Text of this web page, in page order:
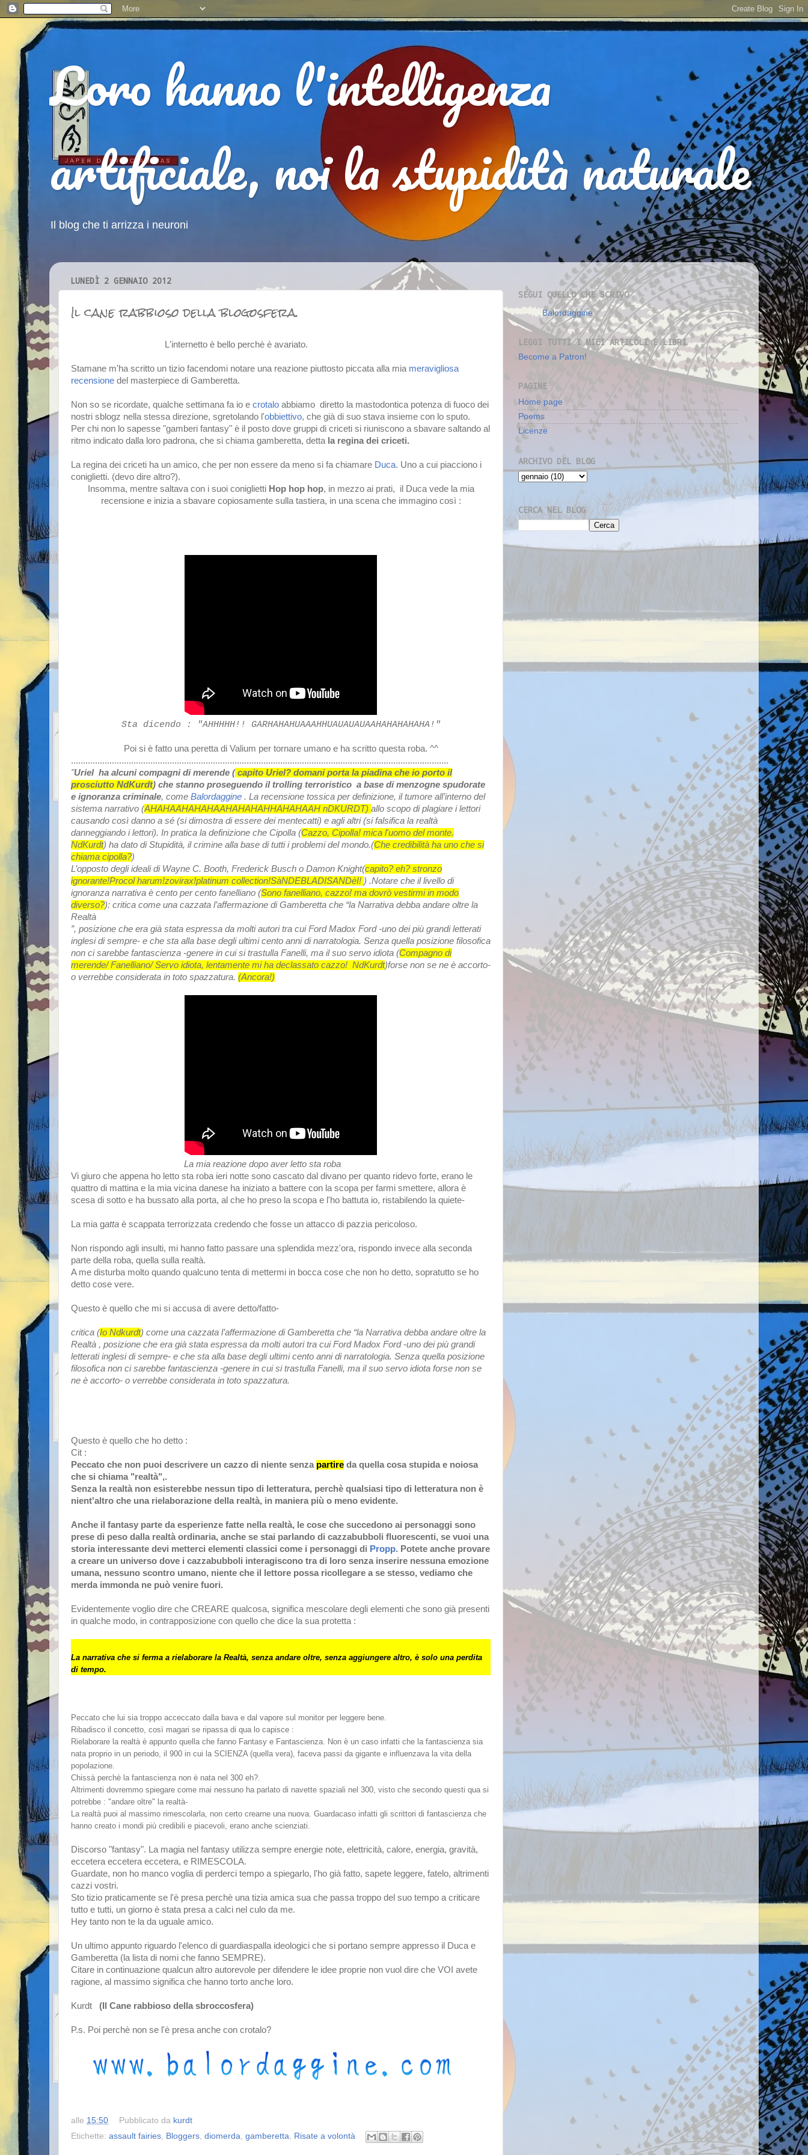
Loro hanno l'intelligenza
artificiale, noi la stupidità naturale
Il blog che ti arrizza i neuroni
LUNEDÌ 2 GENNAIO 2012
Il cane rabbioso della blogosfera.
L'internetto è bello perchè è avariato.
Stamane m'ha scritto un tizio facendomi notare una reazione piuttosto piccata alla mia meravigliosa
recensione del masterpiece di Gamberetta.
Non so se ricordate, qualche settimana fa io e crotalo abbiamo diretto la mastodontica potenza di fuoco dei
nostri sblogz nella stessa direzione, sgretolando l'obbiettivo, che già di suo stava insieme con lo sputo.
Per chi non lo sapesse "gamberi fantasy" è il posto dove gruppi di criceti si riuniscono a sbavare saltando al
ritmo indicato dalla loro padrona, che si chiama gamberetta, detta la regina dei criceti.
La regina dei criceti ha un amico, che per non essere da meno si fa chiamare Duca. Uno a cui piacciono i
coniglietti. (devo dire altro?).
Insomma, mentre saltava con i suoi coniglietti Hop hop hop, in mezzo ai prati, il Duca vede la mia
recensione e inizia a sbavare copiosamente sulla tastiera, in una scena che immagino così :
Sta dicendo : "AHHHHH!! GARHAHAHUAAAHHUAUAUAUAAHAHAHAHAHA!"
Poi si è fatto una peretta di Valium per tornare umano e ha scritto questa roba. ^^
.............................................................................................................................................................
"Uriel ha alcuni compagni di merende ( capito Uriel? domani porta la piadina che io porto il
prosciutto NdKurdt) che stanno proseguendo il trolling terroristico a base di menzogne spudorate
e ignoranza criminale, come Balordaggine . La recensione tossica per definizione, il tumore all’interno del
sistema narrativo (AHAHAAHAHAHAAHAHAHAHHAHAHAAH nDKURDT) allo scopo di plagiare i lettori
causando così danno a sé (si dimostra di essere dei mentecatti) e agli altri (si falsifica la realtà
danneggiando i lettori). In pratica la definizione che Cipolla (Cazzo, Cipolla! mica l'uomo del monte.
NdKurdt) ha dato diStupidità, il crimine alla base di tutti i problemi del mondo.(Che credibilità ha uno che si
chiama cipolla?)
L’opposto degli ideali di Wayne C. Booth, Frederick Busch o Damon Knight(capito? eh? stronzo
ignorante!Procol harum!zovirax!platinum collection!SàNDEBLADISANDèI! ) .Notare che il livello di
ignoranza narrativa è cento per cento fanelliano (Sono fanelliano, cazzo! ma dovrò vestirmi in modo
diverso?): critica come una cazzata l’affermazione di Gamberetta che “la Narrativa debba andare oltre la
Realtà
”, posizione che era già stata espressa da molti autori tra cui Ford Madox Ford -uno dei più grandi letterati
inglesi di sempre- e che sta alla base degli ultimi cento anni di narratologia. Senza quella posizione filosofica
non ci sarebbe fantascienza -genere in cui si trastulla Fanelli, ma il suo servo idiota (Compagno di
merende/ Fanelliano/ Servo idiota, lentamente mi ha declassato cazzo! NdKurdt)forse non se ne è accorto-
o verrebbe considerata in toto spazzatura. (Ancora!)
La mia reazione dopo aver letto sta roba
Vi giuro che appena ho letto sta roba ieri notte sono cascato dal divano per quanto ridevo forte, erano le
quattro di mattina e la mia vicina danese ha iniziato a battere con la scopa per farmi smettere, allora è
scesa di sotto e ha bussato alla porta, al che ho preso la scopa e l'ho battuta io, ristabilendo la quiete-
La mia gatta è scappata terrorizzata credendo che fosse un attacco di pazzia pericoloso.
Non rispondo agli insulti, mi hanno fatto passare una splendida mezz'ora, rispondo invece alla seconda
parte della roba, quella sulla realtà.
A me disturba molto quando qualcuno tenta di mettermi in bocca cose che non ho detto, sopratutto se ho
detto cose vere.
Questo è quello che mi si accusa di avere detto/fatto-
critica (Io Ndkurdt) come una cazzata l’affermazione di Gamberetta che “la Narrativa debba andare oltre la
Realtà , posizione che era già stata espressa da molti autori tra cui Ford Madox Ford -uno dei più grandi
letterati inglesi di sempre- e che sta alla base degli ultimi cento anni di narratologia. Senza quella posizione
filosofica non ci sarebbe fantascienza -genere in cui si trastulla Fanelli, ma il suo servo idiota forse non se
ne è accorto- o verrebbe considerata in toto spazzatura.
Questo è quello che ho detto :
Cit :
Peccato che non puoi descrivere un cazzo di niente senza partire da quella cosa stupida e noiosa
che si chiama "realtà",.
Senza la realtà non esisterebbe nessun tipo di letteratura, perchè qualsiasi tipo di letteratura non è
nient'altro che una rielaborazione della realtà, in maniera più o meno evidente.
Anche il fantasy parte da esperienze fatte nella realtà, le cose che succedono ai personaggi sono
prese di peso dalla realtà ordinaria, anche se stai parlando di cazzabubboli fluorescenti, se vuoi una
storia interessante devi metterci elementi classici come i personaggi di Propp. Potete anche provare
a creare un universo dove i cazzabubboli interagiscono tra di loro senza inserire nessuna emozione
umana, nessuno scontro umano, niente che il lettore possa ricollegare a se stesso, vediamo che
merda immonda ne può venire fuori.
Evidentemente voglio dire che CREARE qualcosa, significa mescolare degli elementi che sono già presenti
in qualche modo, in contrapposizione con quello che dice la sua protetta :
La narrativa che si ferma a rielaborare la Realtà, senza andare oltre, senza aggiungere altro, è solo una perdita
di tempo.
Peccato che lui sia troppo acceccato dalla bava e dal vapore sul monitor per leggere bene.
Ribadisco il concetto, così magari se ripassa di qua lo capisce :
Rielaborare la realtà è appunto quella che fanno Fantasy e Fantascienza. Non è un caso infatti che la fantascienza sia
nata proprio in un periodo, il 900 in cui la SCIENZA (quella vera), faceva passi da gigante e influenzava la vita della
popolazione.
Chissà perchè la fantascienza non è nata nel 300 eh?.
Altrimenti dovremmo spiegare come mai nessuno ha parlato di navette spaziali nel 300, visto che secondo questi qua si
potrebbe : "andare oltre" la realtà-
La realtà puoi al massimo rimescolarla, non certo crearne una nuova. Guardacaso infatti gli scrittori di fantascienza che
hanno creato i mondi più credibili e piacevoli, erano anche scienziati.
Discorso "fantasy". La magia nel fantasy utilizza sempre energie note, elettricità, calore, energia, gravità,
eccetera eccetera eccetera, e RIMESCOLA.
Guardate, non ho manco voglia di perderci tempo a spiegarlo, l'ho già fatto, sapete leggere, fatelo, altrimenti
cazzi vostri.
Sto tizio praticamente se l'è presa perchè una tizia amica sua che passa troppo del suo tempo a criticare
tutto e tutti, un giorno è stata presa a calci nel culo da me.
Hey tanto non te la da uguale amico.
Un ultimo appunto riguardo l'elenco di guardiaspalla ideologici che si portano sempre appresso il Duca e
Gamberetta (la lista di nomi che fanno SEMPRE).
Citare in continuazione qualcun altro autorevole per difendere le idee proprie non vuol dire che VOI avete
ragione, al massimo significa che hanno torto anche loro.
Kurdt (Il Cane rabbioso della sbroccosfera)
P.s. Poi perchè non se l'è presa anche con crotalo?
alle 15:50 Pubblicato da kurdt
Etichette: assault fairies, Bloggers, diomerda, gamberetta, Risate a volontà
SEGUI QUELLO CHE SCRIVO
Balordaggine
LEGGI TUTTI I MIEI ARTICOLI E LIBRI
Become a Patron!
PAGINE
Home page
Poems
Licenze
ARCHIVO DEL BLOG
CERCA NEL BLOG